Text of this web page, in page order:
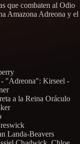
que combaten al Odio
Amazona Adreona y el
"Adreona": Kirseel -
a la Reina Oráculo
Landa-Beavers